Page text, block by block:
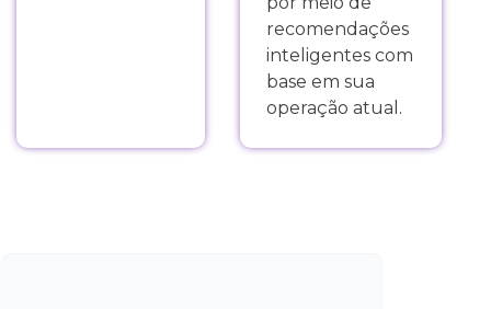
recomendações
inteligentes com
base em sua
operação atual.